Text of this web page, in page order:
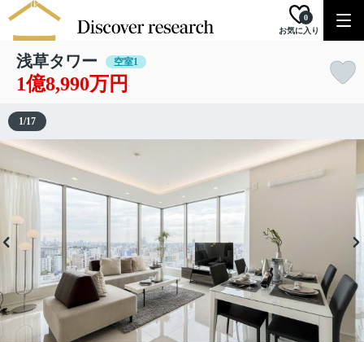
お気に入り
0
浅草タワー 空室1
1億8,990万円
1/17